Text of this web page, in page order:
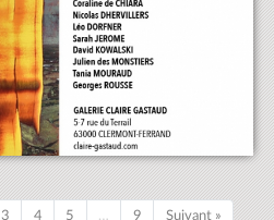
3 4 5 … 9 Suivant »